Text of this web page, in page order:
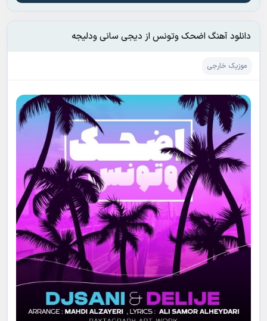
دانلود آهنگ اضحک وتونس از دیجی سانی ودلیجه
موزیک خارجی